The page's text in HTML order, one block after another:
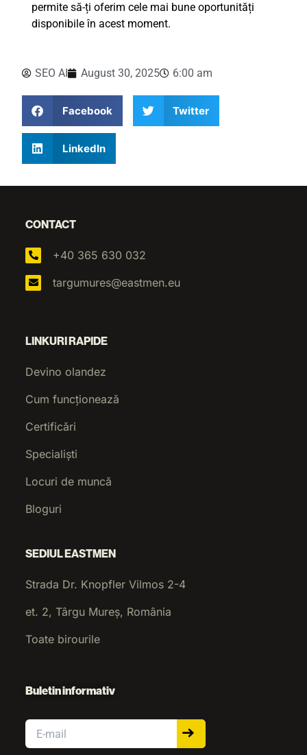
permite să-ți oferim cele mai bune oportunități
disponibile în acest moment.
SEO AI August 30, 2025 6:00 am
Facebook Twitter
LinkedIn
CONTACT
+40 365 630 032
targumures@eastmen.eu
LINKURI RAPIDE
Devino olandez
Cum funcționează
Certificări
Specialiști
Locuri de muncă
Bloguri
SEDIUL EASTMEN
Strada Dr. Knopfler Vilmos 2-4
et. 2, Târgu Mureș, România
Toate birourile
Buletin informativ
Email